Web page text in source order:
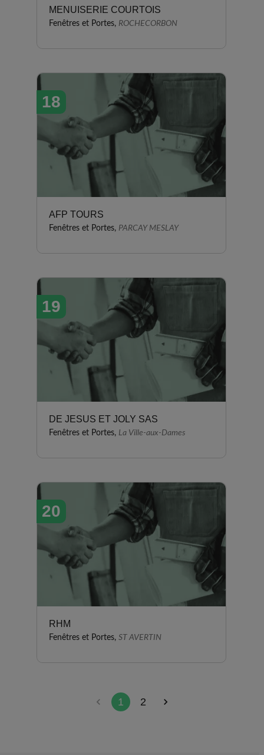
MENUISERIE COURTOIS
Fenêtres et Portes, ROCHECORBON
18
AFP TOURS
Fenêtres et Portes, PARCAY MESLAY
19
DE JESUS ET JOLY SAS
Fenêtres et Portes, La Ville-aux-Dames
20
RHM
Fenêtres et Portes, ST AVERTIN
1 2